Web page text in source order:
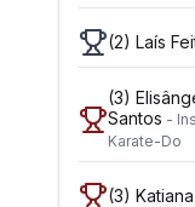
(2) Laís
(3)
Santos -
Karate-Do
(3)